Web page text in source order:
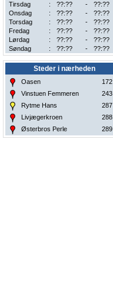
Tirsdag
: ??:?? -
??:??
Onsdag
: ??:?? -
??:??
Torsdag
: ??:?? -
??:??
Fredag
: ??:?? -
??:??
Lørdag
: ??:?? -
??:??
Søndag
: ??:?? - ??:??
Steder i nærheden
Oasen 172
Vinstuen Femmeren
243
Rytme Hans
287
Livjægerkroen
288
Østerbros Perle
289